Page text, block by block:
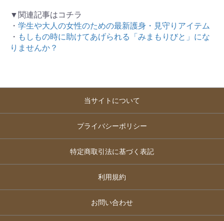
▼関連記事はコチラ
・ 学生や大人の女性のための最新護身・見守りアイテム
・ もしもの時に助けてあげられる「みまもりびと」にな
りませんか？
当サイトについて
プライバシーポリシー
特定商取引法に基づく表記
利用規約
お問い合わせ